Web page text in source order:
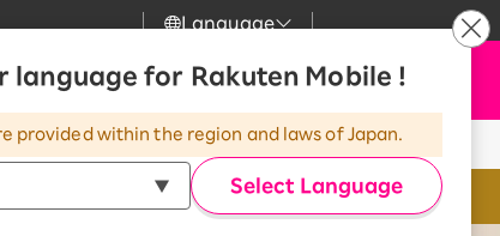
Language
スマホとセットでおトク
最強おうちプログラム
検索
お申し込み
language for Rakuten Mobile !
provided within the region and laws of Japan.
Select Language
eSIMならSIMカー
C
o
s
e